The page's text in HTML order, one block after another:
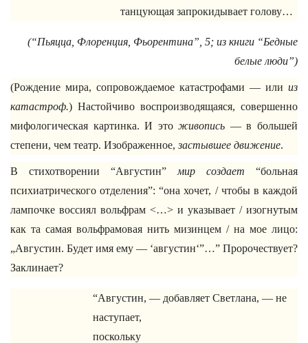
танцующая запрокидывает голову…
(“Пьяцца, Флоренция, Фьорентина”, 5; из книги “Бедные
белые люди”)
(Рождение мира, сопровождаемое катастрофами — или из
катастроф.) Настойчиво воспроизводящаяся, совершенно
мифологическая картинка. И этоживопись — в большей
степени, чем театр. Изображенное, застывшее движение.
В стихотворении “Августин” мир создает “больная
психиатрического отделения”: “она хочет, / чтобы в каждой
лампочке воссиял вольфрам <…> и указывает / изогнутым
как та самая вольфрамовая нить мизинцем / на мое лицо:
„Августин. Будет имя ему — ‘августин‘”…” Пророчествует?
Заклинает?
“Августин, — добавляет Светлана, — не
наступает,
поскольку